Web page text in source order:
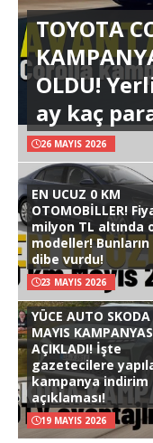
TOYOTA
OLDU!
ay kaç
26 MAYIS 2026
EN UCUZ 0 KM
OTOMOBİLLER!
milyon TL altında
modeller!
dibe vurdu!
23 MAYIS 2026
YÜCE AUTO SKODA
MAYIS
AÇIKLADI! İşte
gazetecilere
kampanya indirim
açıklaması!
19 MAYIS 2026